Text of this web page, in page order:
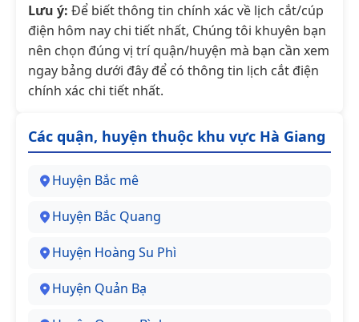
Lưu ý: Để biết thông tin chính xác về lịch cắt/cúp
điện hôm nay chi tiết nhất, Chúng tôi khuyên bạn
nên chọn đúng vị trí quận/huyện mà bạn cần xem
ngay bảng dưới đây để có thông tin lịch cắt điện
chính xác chi tiết nhất.
Các quận, huyện thuộc khu vực Hà Giang
Huyện Bắc mê
Huyện Bắc Quang
Huyện Hoàng Su Phì
Huyện Quản Bạ